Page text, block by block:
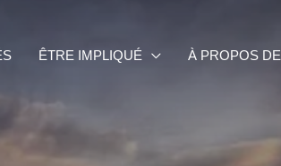
ÊTRE IMPLIQUÉ À PROPOS DE